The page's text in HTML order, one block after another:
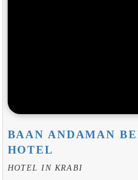
BAAN ANDAMAN
HOTEL
HOTEL IN KRABI